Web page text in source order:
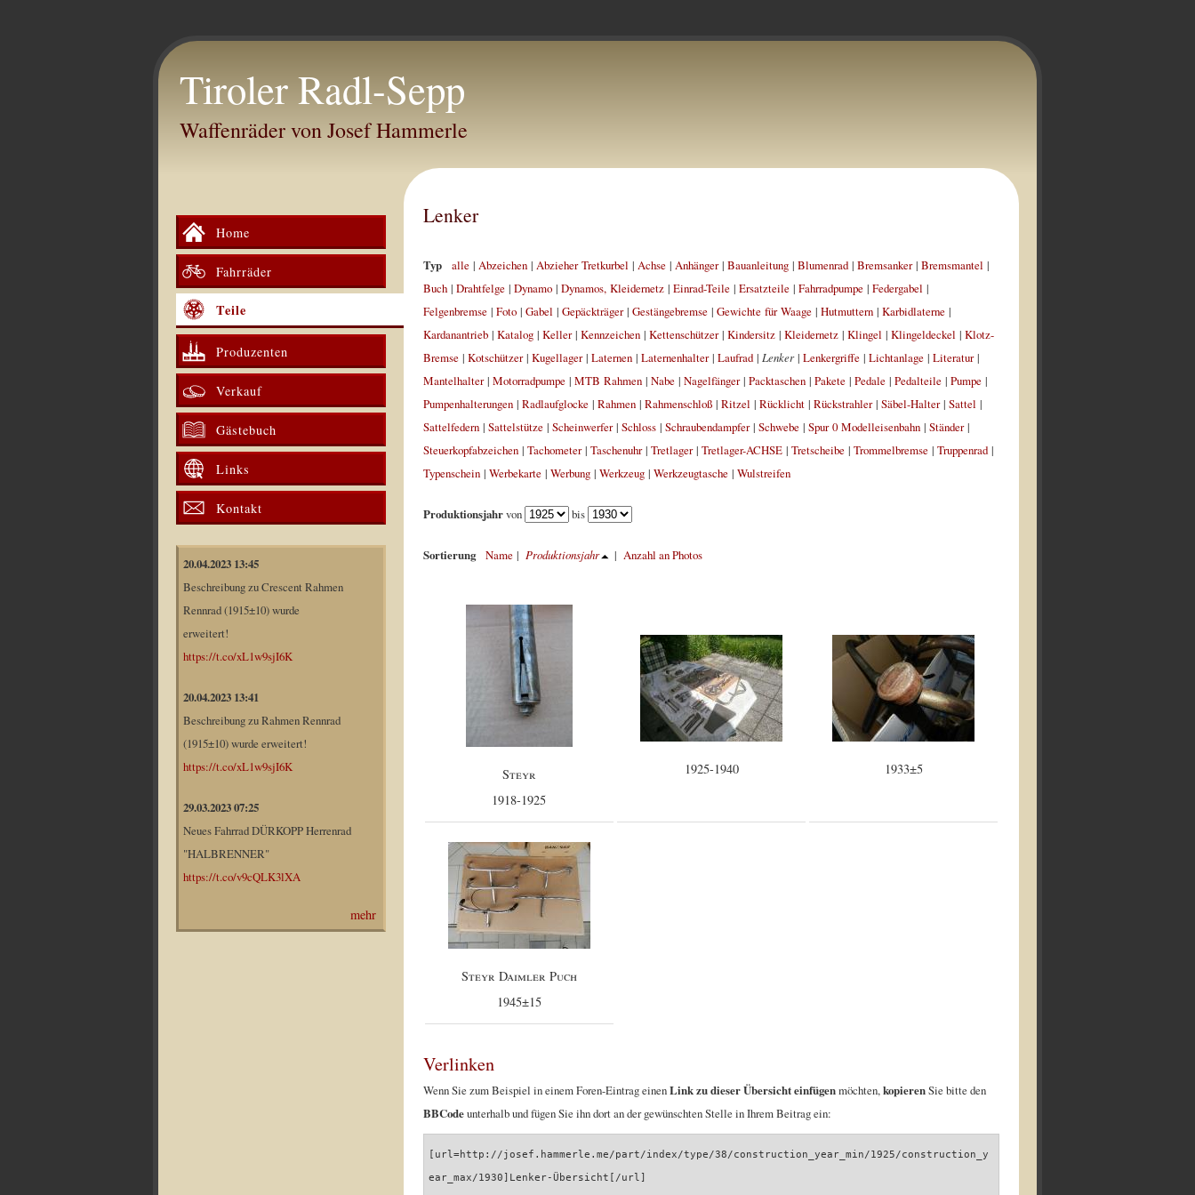
Tiroler Radl-Sepp
Waffenräder von Josef Hammerle
Home
Fahrräder
Teile
Produzenten
Verkauf
Gästebuch
Links
Kontakt
20.04.2023 13:45
Beschreibung zu Crescent Rahmen
Rennrad (1915±10) wurde
erweitert!
https://t.co/xL1w9sjI6K
20.04.2023 13:41
Beschreibung zu Rahmen Rennrad
(1915±10) wurde erweitert!
https://t.co/xL1w9sjI6K
29.03.2023 07:25
Neues Fahrrad DÜRKOPP Herrenrad
"HALBRENNER"
https://t.co/v9cQLK3lXA
mehr
Lenker
Typ alle| Abzeichen| Abzieher Tretkurbel | Achse| Anhänger| Bauanleitung| Blumenrad| Bremsanker| Bremsmantel |
Buch| Drahtfelge| Dynamo| Dynamos, Kleidernetz| Einrad-Teile| Ersatzteile| Fahrradpumpe| Federgabel |
Felgenbremse| Foto| Gabel | Gepäckträger| Gestängebremse| Gewichte für Waage| Hutmuttern| Karbidlaterne|
Kardanantrieb| Katalog| Keller| Kennzeichen| Kettenschützer| Kindersitz| Kleidernetz| Klingel | Klingeldeckel | Klotz-
Bremse| Kotschützer| Kugellager| Laternen| Laternenhalter| Laufrad| Lenker| Lenkergriffe| Lichtanlage| Literatur|
Mantelhalter| Motorradpumpe| MTB Rahmen| Nabe| Nagelfänger| Packtaschen| Pakete| Pedale| Pedalteile| Pumpe|
Pumpenhalterungen| Radlaufglocke| Rahmen| Rahmenschloß| Ritzel | Rücklicht| Rückstrahler| Säbel-Halter| Sattel |
Sattelfedern| Sattelstütze| Scheinwerfer| Schloss| Schraubendampfer| Schwebe| Spur 0 Modelleisenbahn| Ständer|
Steuerkopfabzeichen| Tachometer| Taschenuhr| Tretlager| Tretlager-ACHSE| Tretscheibe| Trommelbremse| Truppenrad|
Typenschein| Werbekarte| Werbung| Werkzeug| Werkzeugtasche| Wulstreifen
Produktionsjahrvon bis
Sortierung Name| Produktionsjahr | Anzahl an Photos
Steyr
1918-1925
1925-1940 1933±5
Steyr Daimler Puch
1945±15
Verlinken
Wenn Sie zum Beispiel in einem Foren-Eintrag einenLink zu dieser Übersicht einfügenmöchten,kopierenSie bitte den
BBCodeunterhalb und fügen Sie ihn dort an der gewünschten Stelle in Ihrem Beitrag ein:
[url=http://josef.hammerle.me/part/index/type/38/construction_year_min/1925/construction_y
ear_max/1930]Lenker-Übersicht[/url]